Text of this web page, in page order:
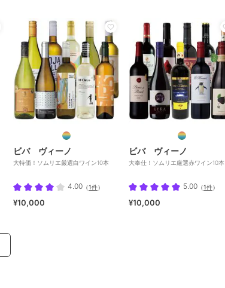
ビバ ヴィーノ
大特価！ソムリエ厳選白ワイン10本
4.00 （1件）
¥10,000
ビバ ヴィーノ
大奉仕！ソムリエ厳選赤ワイン10本
5.00 （1件）
¥10,000